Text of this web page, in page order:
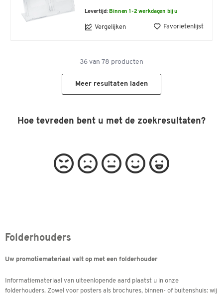
Levertijd: Binnen 1-2 werkdagen bij u
Vergelijken Favorietenlijst
36 van 78 producten
Meer resultaten laden
Hoe tevreden bent u met de zoekresultaten?
Folderhouders
Uw promotiemateriaal valt op met een folderhouder
Informatiemateriaal van uiteenlopende aard plaatst u in onze
folderhouders. Zowel voor posters als brochures, binnen- of buitenshuis: wij